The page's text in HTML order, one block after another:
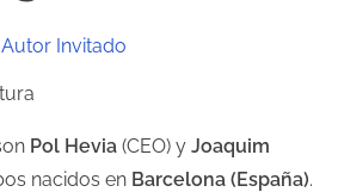
Autor Invitado
Pol Hevia (CEO) y Joaquim
nacidos en Barcelona (España).